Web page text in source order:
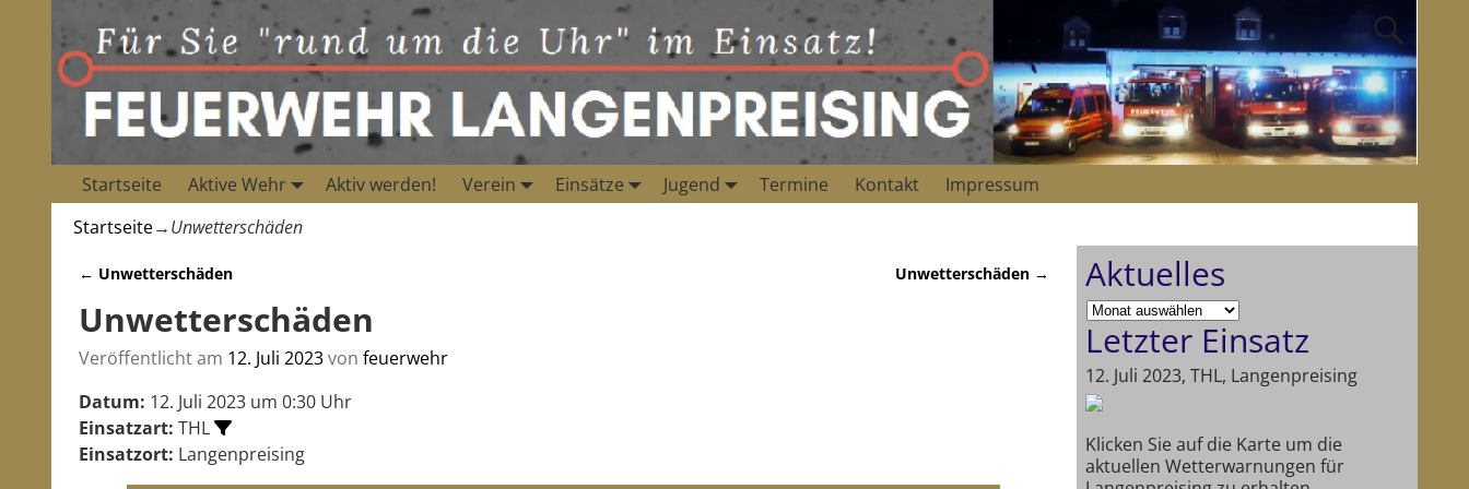
Startseite Aktive Wehr Aktiv werden! Verein Einsätze Jugend Termine Kontakt
Impressum
Startseite→Unwetterschäden
← Unwetterschäden Unwetterschäden →
Unwetterschäden
Veröffentlicht am 12. Juli 2023von feuerwehr
Datum: 12. Juli 2023 um 0:30 Uhr
Einsatzart: THL
Einsatzort: Langenpreising
Aktuelles
Letzter Einsatz
12. Juli 2023, THL, Langenpreising
Klicken Sie auf die Karte um die
aktuellen Wetterwarnungen für